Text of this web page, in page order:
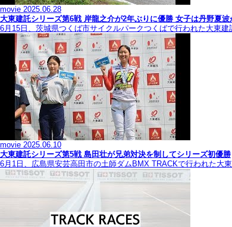
movie 2025.06.28
大東建託シリーズ第6戦 岸龍之介が2年ぶりに優勝 女子は丹野夏波
6月15日、茨城県つくば市サイクルパークつくばで行われた大東
movie 2025.06.10
大東建託シリーズ第5戦 島田壮が兄弟対決を制してシリーズ初優勝
6月1日、広島県安芸高田市の土師ダムBMX TRACKで行われた大